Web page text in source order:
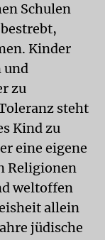
Schulen
Kinder
und
zu
steht
Kind zu
eine eigene
Religionen
weltoffen
allein
jüdische